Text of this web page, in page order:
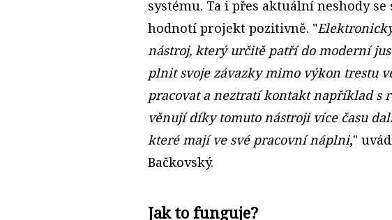
systému. Ta i přes aktuální neshody
hodnotí projekt pozitivně. "
nástroj, který určitě patří do moderní
plnit svoje závazky mimo výkon trestu
pracovat a neztratí kontakt například s
věnují díky tomuto nástroji více času
které mají ve své pracovní náplni,"
Bačkovský.
Jak to funguje?